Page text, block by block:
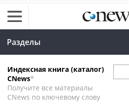
Разделы
Индексная книга (каталог)
CNews*
Получите все материалы
CNews по ключевому слову